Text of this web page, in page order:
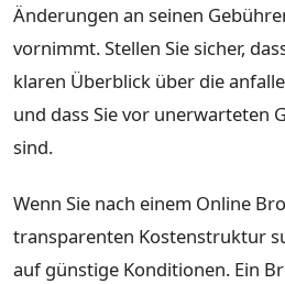
Änderungen an seinen
vornimmt. Stellen Sie sicher,
klaren Überblick über die
und dass Sie vor unerwarteten
sind.
Wenn Sie nach einem Online
transparenten Kostenstruktur
auf günstige Konditionen. Ein